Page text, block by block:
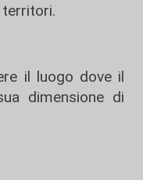
il luogo dove il
dimensione di